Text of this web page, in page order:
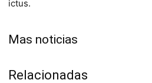
ictus.
Mas noticias
Relacionadas